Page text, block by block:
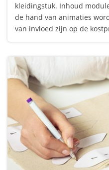
kleidingstuk. Inhoud
de hand van animaties
van invloed zijn op de